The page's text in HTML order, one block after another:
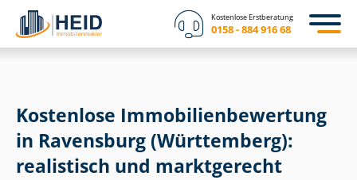
Kostenlose Erstberatung
0158 - 884 916 68
Kostenlose Im­mo­bi­li­en­be­wer­tung
in Ravensburg (Württemberg):
realistisch und marktgerecht